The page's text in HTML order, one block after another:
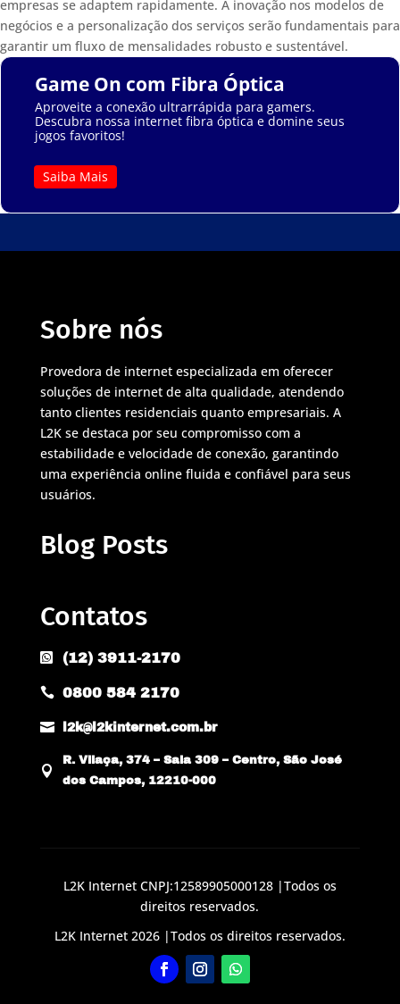
empresas se adaptem rapidamente. A inovação nos modelos de
negócios e a personalização dos serviços serão fundamentais para
garantir um fluxo de mensalidades robusto e sustentável.
Game On com Fibra Óptica
Aproveite a conexão ultrarrápida para gamers.
Descubra nossa internet fibra óptica e domine seus
jogos favoritos!
Saiba Mais
Sobre nós
Provedora de internet especializada em oferecer
soluções de internet de alta qualidade, atendendo
tanto clientes residenciais quanto empresariais. A
L2K se destaca por seu compromisso com a
estabilidade e velocidade de conexão, garantindo
uma experiência online fluida e confiável para seus
usuários.
Blog Posts
Contatos
 (12) 3911-2170
 0800 584 2170
 l2k@l2kinternet.com.br

R. Vilaça, 374 – Sala 309 – Centro, São José
dos Campos, 12210-000
L2K Internet CNPJ:12589905000128 |Todos os
direitos reservados.
L2K Internet 2026 |Todos os direitos reservados.